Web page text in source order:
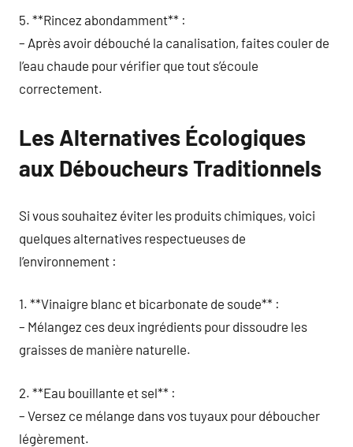
5. **Rincez abondamment** :
– Après avoir débouché la canalisation, faites couler de
l’eau chaude pour vérifier que tout s’écoule
correctement.
Les Alternatives Écologiques
aux Déboucheurs Traditionnels
Si vous souhaitez éviter les produits chimiques, voici
quelques alternatives respectueuses de
l’environnement :
1. **Vinaigre blanc et bicarbonate de soude** :
– Mélangez ces deux ingrédients pour dissoudre les
graisses de manière naturelle.
2. **Eau bouillante et sel** :
– Versez ce mélange dans vos tuyaux pour déboucher
légèrement.